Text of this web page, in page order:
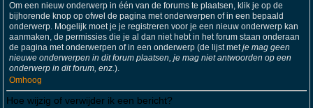
Om een nieuw onderwerp in één van de forums te plaatsen, klik je op de
bijhorende knop op ofwel de pagina met onderwerpen of in een bepaald
onderwerp. Mogelijk moet je je registreren voor je een nieuw onderwerp kan
aanmaken, de permissies die je al dan niet hebt in het forum staan onderaan
de pagina met onderwerpen of in een onderwerp (de lijst metje mag geen
nieuwe onderwerpen in dit forum plaatsen, je mag niet antwoorden op een
onderwerp in dit forum, enz.).
Omhoog
Hoe wijzig of verwijder ik een bericht?